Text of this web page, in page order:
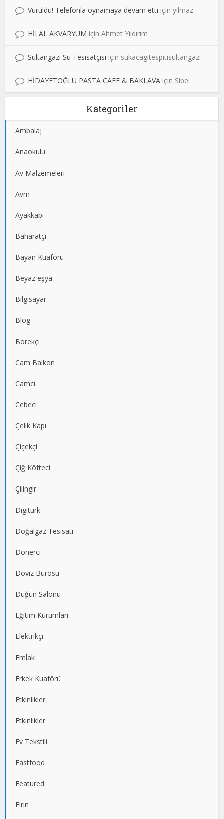
Vuruldu! Telefonla oynamaya devam etti içinyilmaz
HİLAL AKVARYUM içinAhmet Yıldırım
Sultangazi Su Tesisatçısı için sukacagitespitisultangazi
HİDAYETOĞLU PASTA CAFE & BAKLAVA için Sibel
Kategoriler
Ambalaj
Anaokulu
Av Malzemeleri
Avm
Ayakkabı
Baharatçı
Bayan Kuaförü
Beyaz eşya
Bilgisayar
Blog
Börekçi
Cam Balkon
Camcı
Cebeci
Çelik Kapı
Çiçekçi
Çiğ Köfteci
Çilingir
Digitürk
Doğalgaz Tesisatı
Dönerci
Döviz Bürosu
Düğün Salonu
Eğitim Kurumları
Elektrikçi
Emlak
Erkek Kuaförü
Etkinlikler
Etkinlikler
Ev Tekstili
Fastfood
Featured
Fırın